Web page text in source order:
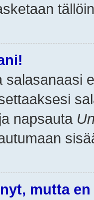
salasanaasi
napsauta
mutta